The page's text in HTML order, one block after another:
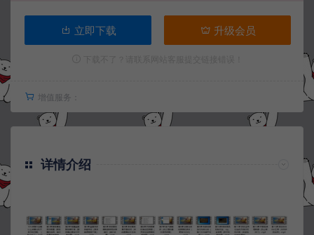
立即下载 升级会员
增值服务：
详情介绍